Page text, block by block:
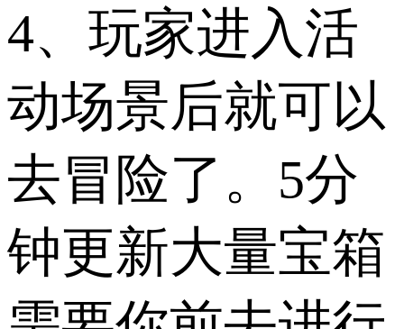
4、玩家进入活
动场景后就可以
去冒险了。5分
钟更新大量宝箱